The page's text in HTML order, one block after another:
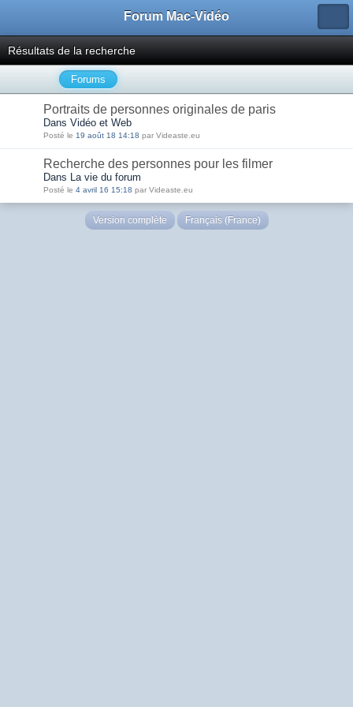
Forum Mac-Vidéo
Résultats de la recherche
Forums
Portraits de personnes originales de paris
Dans Vidéo et Web
Posté le 19 août 18 14:18 par Videaste.eu
Recherche des personnes pour les filmer
Dans La vie du forum
Posté le 4 avril 16 15:18 par Videaste.eu
Version complète Français (France)